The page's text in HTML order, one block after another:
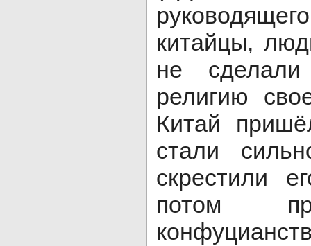
китайцы,
не сделали
религию
Китай
стали
скрестили
потом